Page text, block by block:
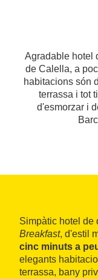
Agradable hotel
de Calella, a
habitacions són
terrassa i tot
d'esmorzar i
Simpàtic hotel de
Breakfast, d'estil
cinc minuts a
elegants
terrassa, bany